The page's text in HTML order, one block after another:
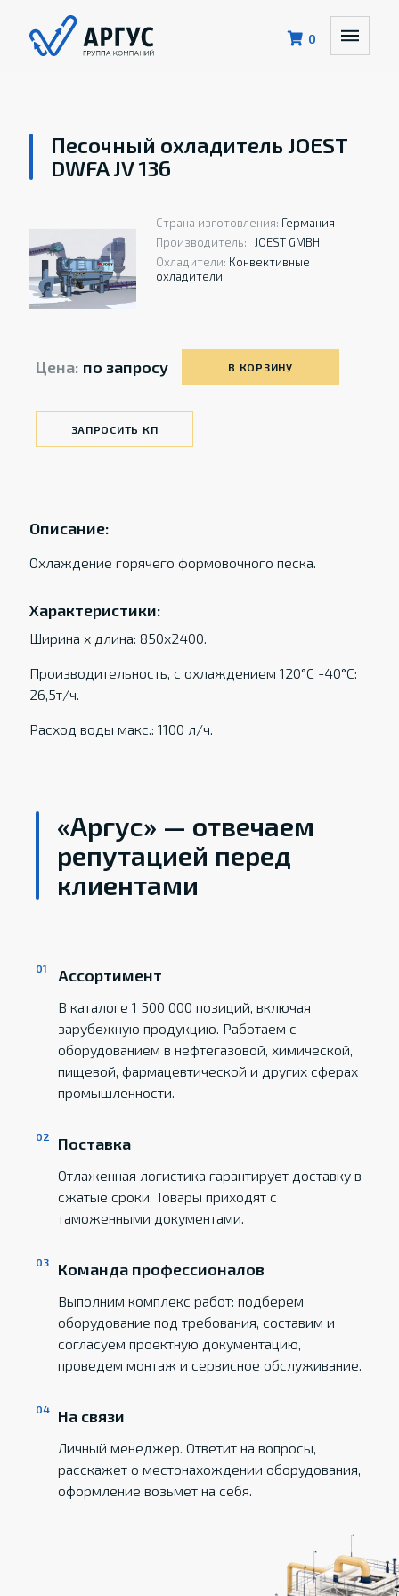
0
Песочный охладитель JOEST
DWFA JV 136
Страна изготовления: Германия
Производитель:
JOEST GMBH
Охладители: Конвективные
охладители
Цена: по запросу В КОРЗИНУ
ЗАПРОСИТЬ КП
Описание:
Охлаждение горячего формовочного песка.
Характеристики:
Ширина х длина: 850x2400.
Производительность, с охлаждением 120°С -40°С:
26,5т/ч.
Расход воды макс.: 1100 л/ч.
«Аргус» — отвечаем
репутацией перед
клиентами
Ассортимент
В каталоге 1 500 000 позиций, включая
зарубежную продукцию. Работаем с
оборудованием в нефтегазовой, химической,
пищевой, фармацевтической и других сферах
промышленности.
Поставка
Отлаженная логистика гарантирует доставку в
сжатые сроки. Товары приходят с
таможенными документами.
Команда профессионалов
Выполним комплекс работ: подберем
оборудование под требования, составим и
согласуем проектную документацию,
проведем монтаж и сервисное обслуживание.
На связи
Личный менеджер. Ответит на вопросы,
расскажет о местонахождении оборудования,
оформление возьмет на себя.